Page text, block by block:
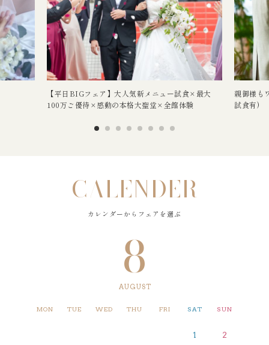
【平日BIGフェア】大人気新メニュー試食×最大
100万ご優待×感動の本格大聖堂×全館体験
親御様も
試食有)
CALENDER
カレンダーからフェアを選ぶ
8
AUGUST
MON TUE WED THU FRI SAT SUN
1 2